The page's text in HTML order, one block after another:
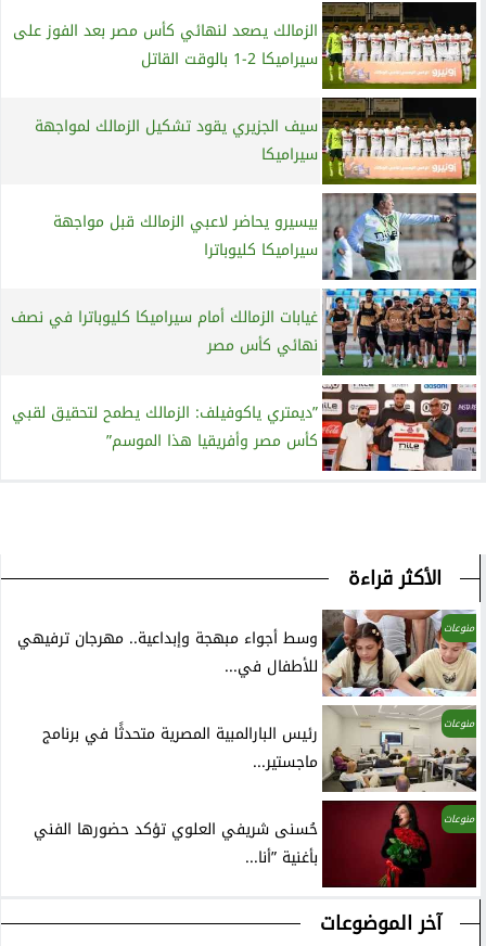
الزمالك يصعد لنهائي كأس مصر بعد الفوز على
سيراميكا 2-1 بالوقت القاتل
سيف الجزيري يقود تشكيل الزمالك لمواجهة
سيراميكا
بيسيرو يحاضر لاعبي الزمالك قبل مواجهة
سيراميكا كليوباترا
غيابات الزمالك أمام سيراميكا كليوباترا في نصف
نهائي كأس مصر
”ديمتري ياكوفيلف: الزمالك يطمح لتحقيق لقبي
كأس مصر وأفريقيا هذا الموسم”
الأكثر قراءة
منوعات
وسط أجواء مبهجة وإبداعية.. مهرجان ترفيهي
للأطفال في...
منوعات
رئيس البارالمبية المصرية متحدثًا في برنامج
ماجستير...
منوعات
حُسنى شريفي العلوي تؤكد حضورها الفني
بأغنية ”أنا...
آخر الموضوعات